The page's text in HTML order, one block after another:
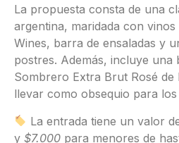
La propuesta consta de una
argentina, maridada con
Wines, barra de ensaladas y
postres. Además, incluye una
Sombrero Extra Brut Rosé de
llevar como obsequio para los
La entrada tiene un valor
y $7.000 para menores de